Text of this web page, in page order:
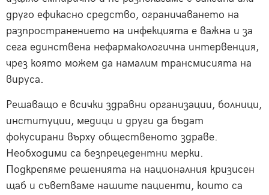
друго ефикасно средство, ограничаването на
разпространението на инфекцията е важна и за
сега единствена нефармакологична интервенция,
чрез която можем да намалим трансмисията на
вируса.
Решаващо е всички здравни организации, болници,
институции, медици и други да бъдат
фокусирани върху общественото здраве.
Необходими са безпрецедентни мерки.
Подкрепяме решенията на националния кризисен
щаб и съветваме нашите пациенти, които са